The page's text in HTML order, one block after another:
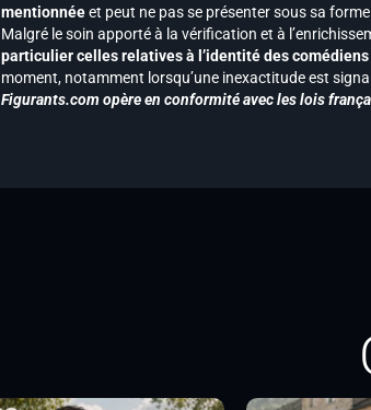
mentionnéeet peut ne pas se présenter sous sa
Malgré le soin apporté à la vérification et à
particulier celles relatives à l’identité des
moment, notamment lorsqu’une inexactitude est
Figurants.com opère en conformité avec les lois